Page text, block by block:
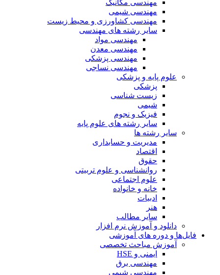
مهندسی مکانیک
مهندسی شیمی
مهندسی کشاورزی و محیط زیست
سایر رشته های مهندسی
مهندسی مواد
مهندسی معدن
مهندسی پزشکی
مهندسی نساجی
علوم پایه و پزشکی
پزشکی
زیست شناسی
شیمی
فیزیک و نجوم
سایر رشته های علوم پایه
سایر رشته ها
مدیریت و حسابداری
اقتصاد
حقوق
روانشناسی و علوم تربیتی
علوم اجتماعی
خانه و خانواده
ادبیات
هنر
سایر مطالب
دانلود و آموزش نرم افزار
فایل‌ها و دوره های آموزشی
آموزش مباحث تخصصی
ایمنی و HSE
مهندسی برق
مهندسی شیمی